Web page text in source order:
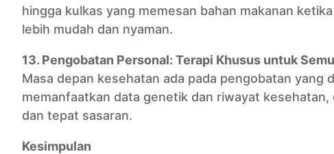
hingga kulkas yang memesan bahan makanan
lebih mudah dan nyaman.
13. Pengobatan Personal: Terapi Khusus untuk
Masa depan kesehatan ada pada pengobatan
memanfaatkan data genetik dan riwayat
dan tepat sasaran.
Kesimpulan